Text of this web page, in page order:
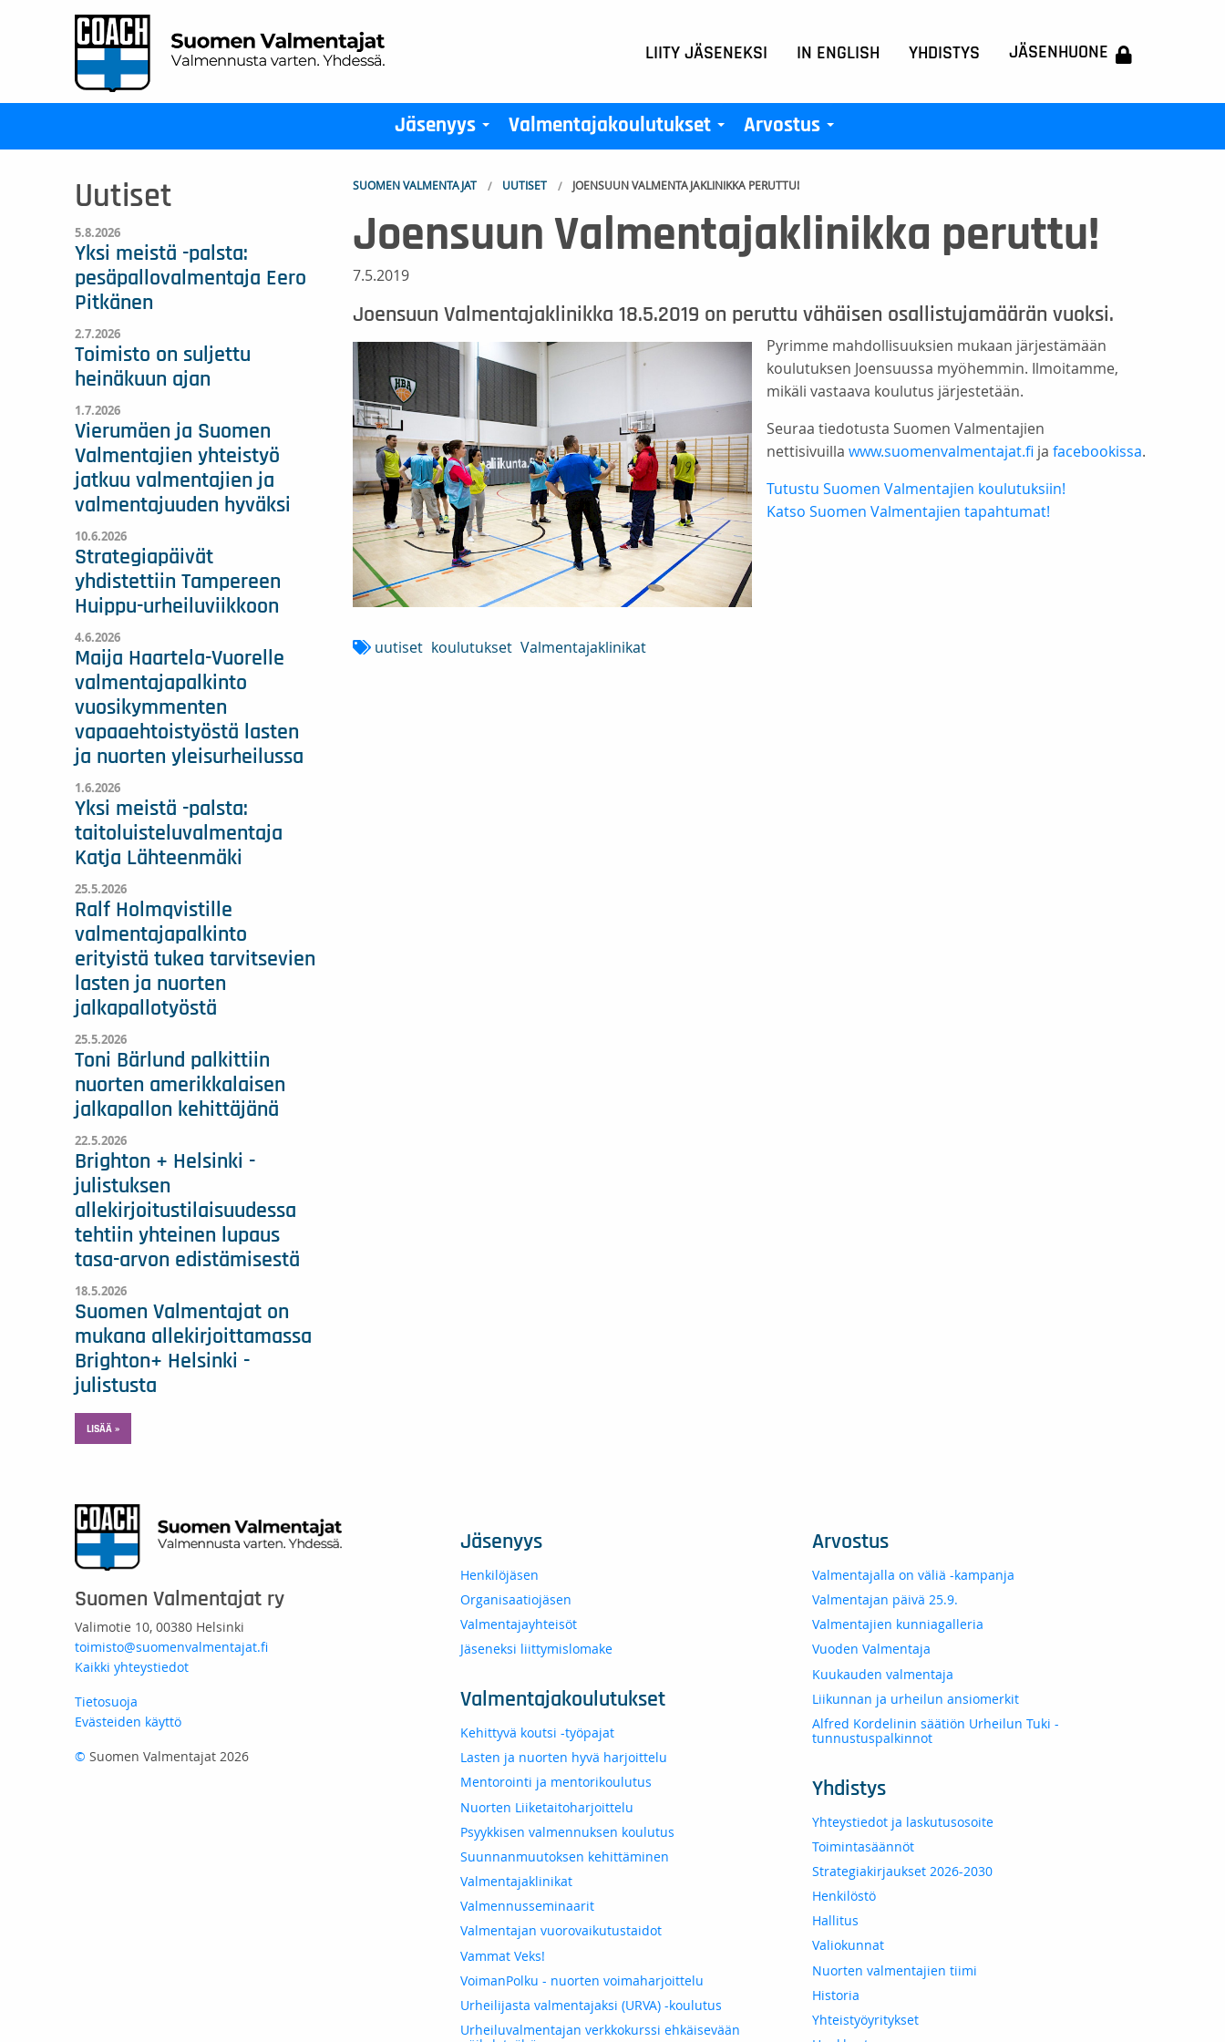
LIITY JÄSENEKSI IN ENGLISH YHDISTYS JÄSENHUONE
Jäsenyys Valmentajakoulutukset Arvostus
SUOMEN VALMENTAJAT UUTISET JOENSUUN VALMENTAJAKLINIKKA PERUTTU!
Joensuun Valmentajaklinikka peruttu!
7.5.2019
Joensuun Valmentajaklinikka 18.5.2019 on peruttu vähäisen osallistujamäärän vuoksi.
Pyrimme mahdollisuuksien mukaan järjestämään
koulutuksen Joensuussa myöhemmin. Ilmoitamme,
mikäli vastaava koulutus järjestetään.
Seuraa tiedotusta Suomen Valmentajien
nettisivuilla www.suomenvalmentajat.fija facebookissa.
Tutustu Suomen Valmentajien koulutuksiin!
Katso Suomen Valmentajien tapahtumat!
uutiset koulutukset Valmentajaklinikat
Uutiset
5.8.2026
Yksi meistä -palsta:
pesäpallovalmentaja Eero
Pitkänen
2.7.2026
Toimisto on suljettu
heinäkuun ajan
1.7.2026
Vierumäen ja Suomen
Valmentajien yhteistyö
jatkuu valmentajien ja
valmentajuuden hyväksi
10.6.2026
Strategiapäivät
yhdistettiin Tampereen
Huippu-urheiluviikkoon
4.6.2026
Maija Haartela-Vuorelle
valmentajapalkinto
vuosikymmenten
vapaaehtoistyöstä lasten
ja nuorten yleisurheilussa
1.6.2026
Yksi meistä -palsta:
taitoluisteluvalmentaja
Katja Lähteenmäki
25.5.2026
Ralf Holmqvistille
valmentajapalkinto
erityistä tukea tarvitsevien
lasten ja nuorten
jalkapallotyöstä
25.5.2026
Toni Bärlund palkittiin
nuorten amerikkalaisen
jalkapallon kehittäjänä
22.5.2026
Brighton + Helsinki -
julistuksen
allekirjoitustilaisuudessa
tehtiin yhteinen lupaus
tasa-arvon edistämisestä
18.5.2026
Suomen Valmentajat on
mukana allekirjoittamassa
Brighton+ Helsinki -
julistusta
LISÄÄ »
Suomen Valmentajat ry
Valimotie 10, 00380 Helsinki
toimisto@suomenvalmentajat.fi
Kaikki yhteystiedot
Tietosuoja
Evästeiden käyttö
© Suomen Valmentajat 2026
Jäsenyys
Henkilöjäsen
Organisaatiojäsen
Valmentajayhteisöt
Jäseneksi liittymislomake
Valmentajakoulutukset
Kehittyvä koutsi -työpajat
Lasten ja nuorten hyvä harjoittelu
Mentorointi ja mentorikoulutus
Nuorten Liiketaitoharjoittelu
Psyykkisen valmennuksen koulutus
Suunnanmuutoksen kehittäminen
Valmentajaklinikat
Valmennusseminaarit
Valmentajan vuorovaikutustaidot
Vammat Veks!
VoimanPolku - nuorten voimaharjoittelu
Urheilijasta valmentajaksi (URVA) -koulutus
Urheiluvalmentajan verkkokurssi ehkäisevään
Arvostus
Valmentajalla on väliä -kampanja
Valmentajan päivä 25.9.
Valmentajien kunniagalleria
Vuoden Valmentaja
Kuukauden valmentaja
Liikunnan ja urheilun ansiomerkit
Alfred Kordelinin säätiön Urheilun Tuki -
tunnustuspalkinnot
Yhdistys
Yhteystiedot ja laskutusosoite
Toimintasäännöt
Strategiakirjaukset 2026-2030
Henkilöstö
Hallitus
Valiokunnat
Nuorten valmentajien tiimi
Historia
Yhteistyöyritykset